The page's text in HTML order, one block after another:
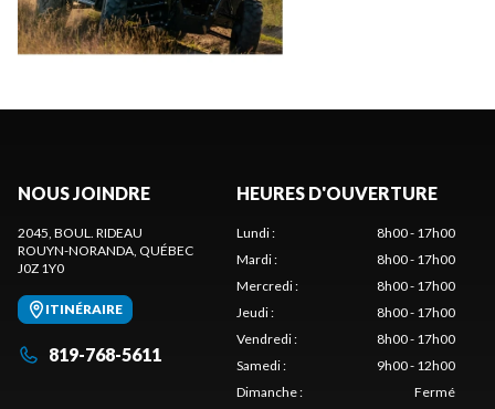
NOUS JOINDRE
2045, BOUL. RIDEAU
ROUYN-NORANDA, QUÉBEC
J0Z 1Y0
ITINÉRAIRE
819-768-5611
HEURES D'OUVERTURE
Lundi:
8h00 - 17h00
Mardi:
8h00 - 17h00
Mercredi:
8h00 - 17h00
Jeudi:
8h00 - 17h00
Vendredi:
8h00 - 17h00
Samedi:
9h00 - 12h00
Dimanche: Fermé